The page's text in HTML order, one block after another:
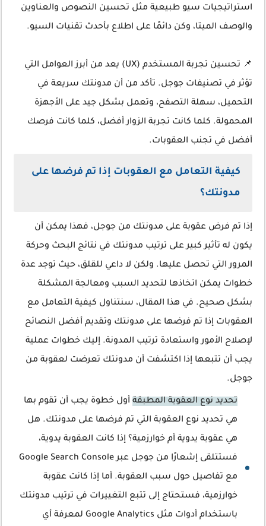
استراتيجيات سيو طبيعية مثل تحسين النصوص والعناوين
والوصف الميتا، وكن دائمًا على اطلاع بأحدث تقنيات السيو.
📌 تحسين تجربة المستخدم (UX) يعد من أبرز العوامل التي
تؤثر في تصنيفات جوجل. تأكد من أن مدونتك سريعة في
التحميل، سهلة التصفح، وتعمل بشكل جيد على الأجهزة
المحمولة. كلما كانت تجربة الزوار أفضل، كلما كانت فرصك
أفضل في تجنب العقوبات.
كيفية التعامل مع العقوبات إذا تم فرضها على
مدونتك؟
إذا تم فرض عقوبة على مدونتك من جوجل، فهذا يمكن أن
يكون له تأثير كبير على ترتيب مدونتك في نتائج البحث وحركة
المرور التي تحصل عليها. ولكن لا داعي للقلق، حيث توجد عدة
خطوات يمكن اتخاذها لتحديد السبب ومعالجة المشكلة
بشكل صحيح. في هذا المقال، سنتناول كيفية التعامل مع
العقوبات إذا تم فرضها على مدونتك وتقديم أفضل النصائح
لإصلاح الأمور واستعادة ترتيب المدونة. إليك خطوات عملية
يجب أن تتبعها إذا اكتشفت أن مدونتك تعرضت لعقوبة من
جوجل.
تحديد نوع العقوبة المطبقة أول خطوة يجب أن تقوم بها
هي تحديد نوع العقوبة التي تم فرضها على مدونتك. هل
هي عقوبة يدوية أم خوارزمية؟ إذا كانت العقوبة يدوية،
فستتلقى إشعارًا من جوجل عبر Google Search Console
مع تفاصيل حول سبب العقوبة. أما إذا كانت عقوبة
خوارزمية، فستحتاج إلى تتبع التغييرات في ترتيب مدونتك
باستخدام أدوات مثل Google Analytics لمعرفة أي